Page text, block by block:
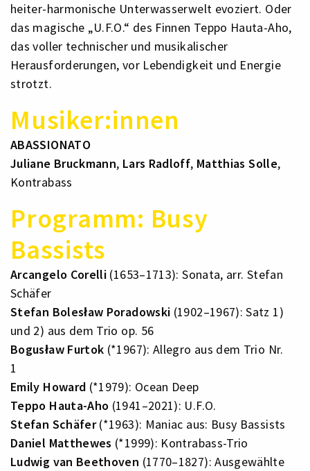
heiter-harmonische Unterwasserwelt evoziert. Oder
das magische „U.F.O.“ des Finnen Teppo Hauta-Aho,
das voller technischer und musikalischer
Herausforderungen, vor Lebendigkeit und Energie
strotzt.
Musiker:innen
ABASSIONATO
Juliane Bruckmann, Lars Radloff, Matthias Solle,
Kontrabass
Programm: Busy
Bassists
Arcangelo Corelli (1653–1713): Sonata, arr. Stefan
Schäfer
Stefan Bolesław Poradowski (1902–1967): Satz 1)
und 2) aus dem Trio op. 56
Bogusław Furtok (*1967): Allegro aus dem Trio Nr.
1
Emily Howard (*1979): Ocean Deep
Teppo Hauta-Aho (1941–2021): U.F.O.
Stefan Schäfer(*1963): Maniac aus: Busy Bassists
Daniel Matthewes (*1999): Kontrabass-Trio
Ludwig van Beethoven (1770–1827): Ausgewählte